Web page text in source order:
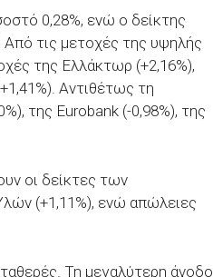
0,28%, ενώ ο δείκτης
Από τις μετοχές της υψηλής
της Ελλάκτωρ (+2,16%),
Αντιθέτως τη
της Eurobank (-0,98%), της
οι δείκτες των
(+1,11%), ενώ απώλειες
Τη μεγαλύτερη άνοδο